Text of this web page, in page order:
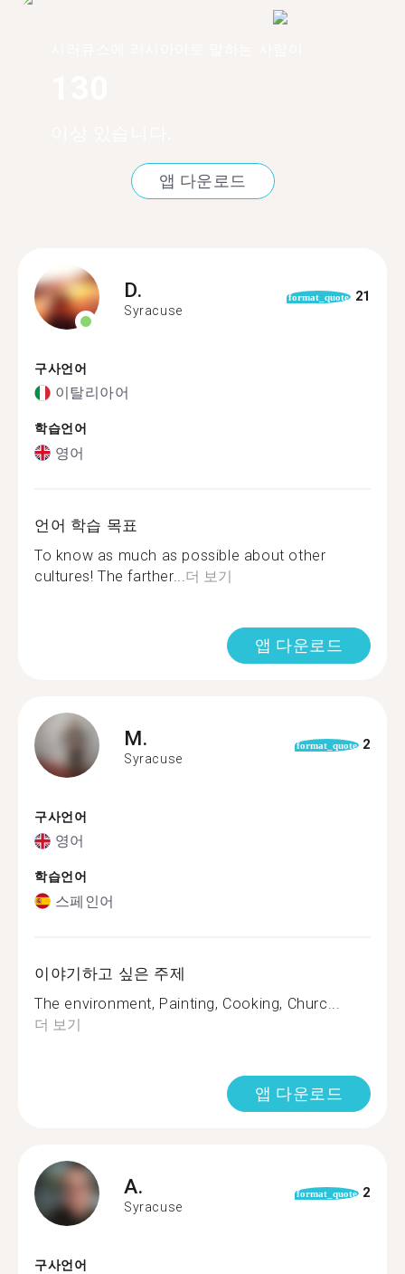
앱 다운로드
D.
Syracuse
format_quote 21
구사언어
이탈리아어
학습언어
영어
언어 학습 목표
To know as much as possible about other
cultures! The farther... 더 보기
앱 다운로드
M.
Syracuse
format_quote 2
구사언어
영어
학습언어
스페인어
이야기하고 싶은 주제
The environment, Painting, Cooking, Churc...
더 보기
앱 다운로드
A.
Syracuse
format_quote 2
구사언어